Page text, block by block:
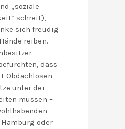
„soziale
schreit),
sich freudig
reiben.
dass
Obdachlosen
unter der
müssen –
oder